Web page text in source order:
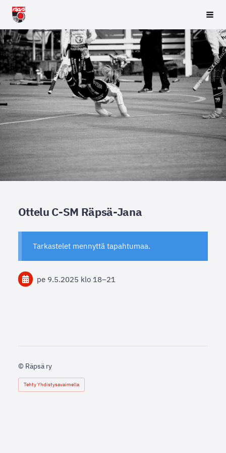
Siirry
sivun
sisältöön
Räpsä ry
Ottelu C-SM Räpsä-Jana
Tarkastelet mennyttä tapahtumaa.
pe 9.5.2025 klo 18–21
© Räpsä ry
Tehty Yhdistysavaimella